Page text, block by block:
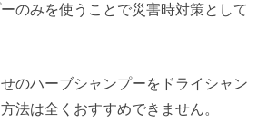
のみを使うことで災害時対策として
のハーブシャンプーをドライシャン
法は全くおすすめできません。